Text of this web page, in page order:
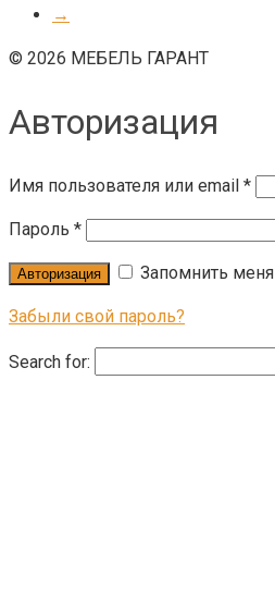
→
© 2026 МЕБЕЛЬ ГАРАНТ
Авторизация
Имя пользователя или email *
Пароль *
Авторизация Запомнить меня
Забыли свой пароль?
Search for: